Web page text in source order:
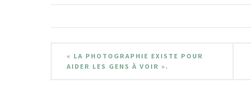
Navigation
« LA PHOTOGRAPHIE EXISTE POUR
AIDER LES GENS À VOIR ».